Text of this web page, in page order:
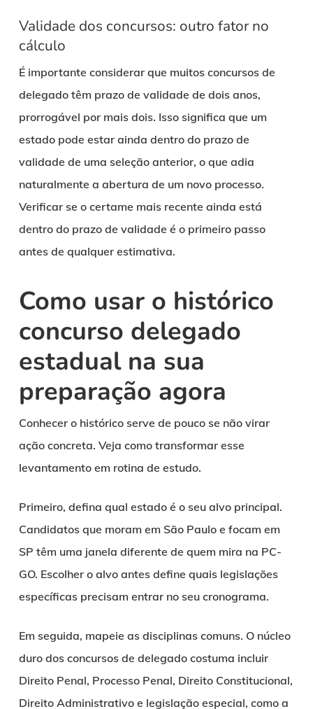
Validade dos concursos: outro fator no
cálculo
É importante considerar que muitos concursos de
delegado têm prazo de validade de dois anos,
prorrogável por mais dois. Isso significa que um
estado pode estar ainda dentro do prazo de
validade de uma seleção anterior, o que adia
naturalmente a abertura de um novo processo.
Verificar se o certame mais recente ainda está
dentro do prazo de validade é o primeiro passo
antes de qualquer estimativa.
Como usar o histórico
concurso delegado
estadual na sua
preparação agora
Conhecer o histórico serve de pouco se não virar
ação concreta. Veja como transformar esse
levantamento em rotina de estudo.
Primeiro, defina qual estado é o seu alvo principal.
Candidatos que moram em São Paulo e focam em
SP têm uma janela diferente de quem mira na PC-
GO. Escolher o alvo antes define quais legislações
específicas precisam entrar no seu cronograma.
Em seguida, mapeie as disciplinas comuns. O núcleo
duro dos concursos de delegado costuma incluir
Direito Penal, Processo Penal, Direito Constitucional,
Direito Administrativo e legislação especial, como a